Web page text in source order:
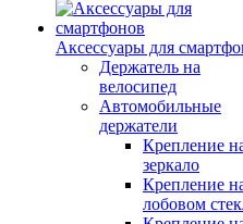
Аксессуары для
Держатель на
велосипед
Автомобильные
держатели
Крепление
зеркало
Крепление
лобовом